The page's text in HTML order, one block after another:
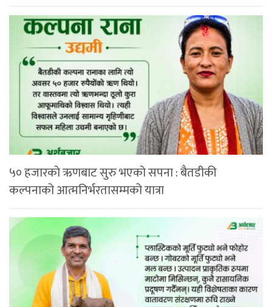
५० हजारको ऋणबाट सुरु भएको सपना : बैतडीकी
कल्पनाको आत्मनिर्भरतासम्मको यात्रा